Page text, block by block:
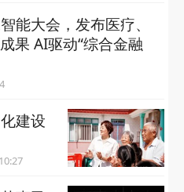
能大会，发布医疗、
果 AI驱动“综合金融
建设
04 10:27